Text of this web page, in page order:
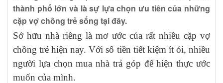
thành phố lớn và là sự lựa chọn ưu tiên của những
cặp vợ chồng trẻ sống tại đây.
Sở hữu nhà riêng là mơ ước của rất nhiều cặp vợ
chồng trẻ hiện nay. Với số tiền tiết kiệm ít ỏi, nhiều
người lựa chọn mua nhà trả góp để hiện thực ước
muốn của mình.